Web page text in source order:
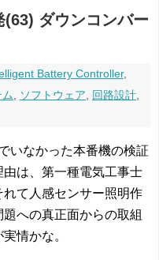
(63) ダウンコンバー
Battery Controller,
ソフトウェア 回路設計
いなかった本番機の検証
は、第一種電気工事士
て人感センサー照明作
への真正面からの取組
情かな。